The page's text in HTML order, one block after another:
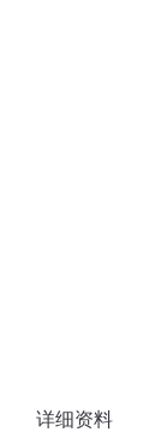
详细资料